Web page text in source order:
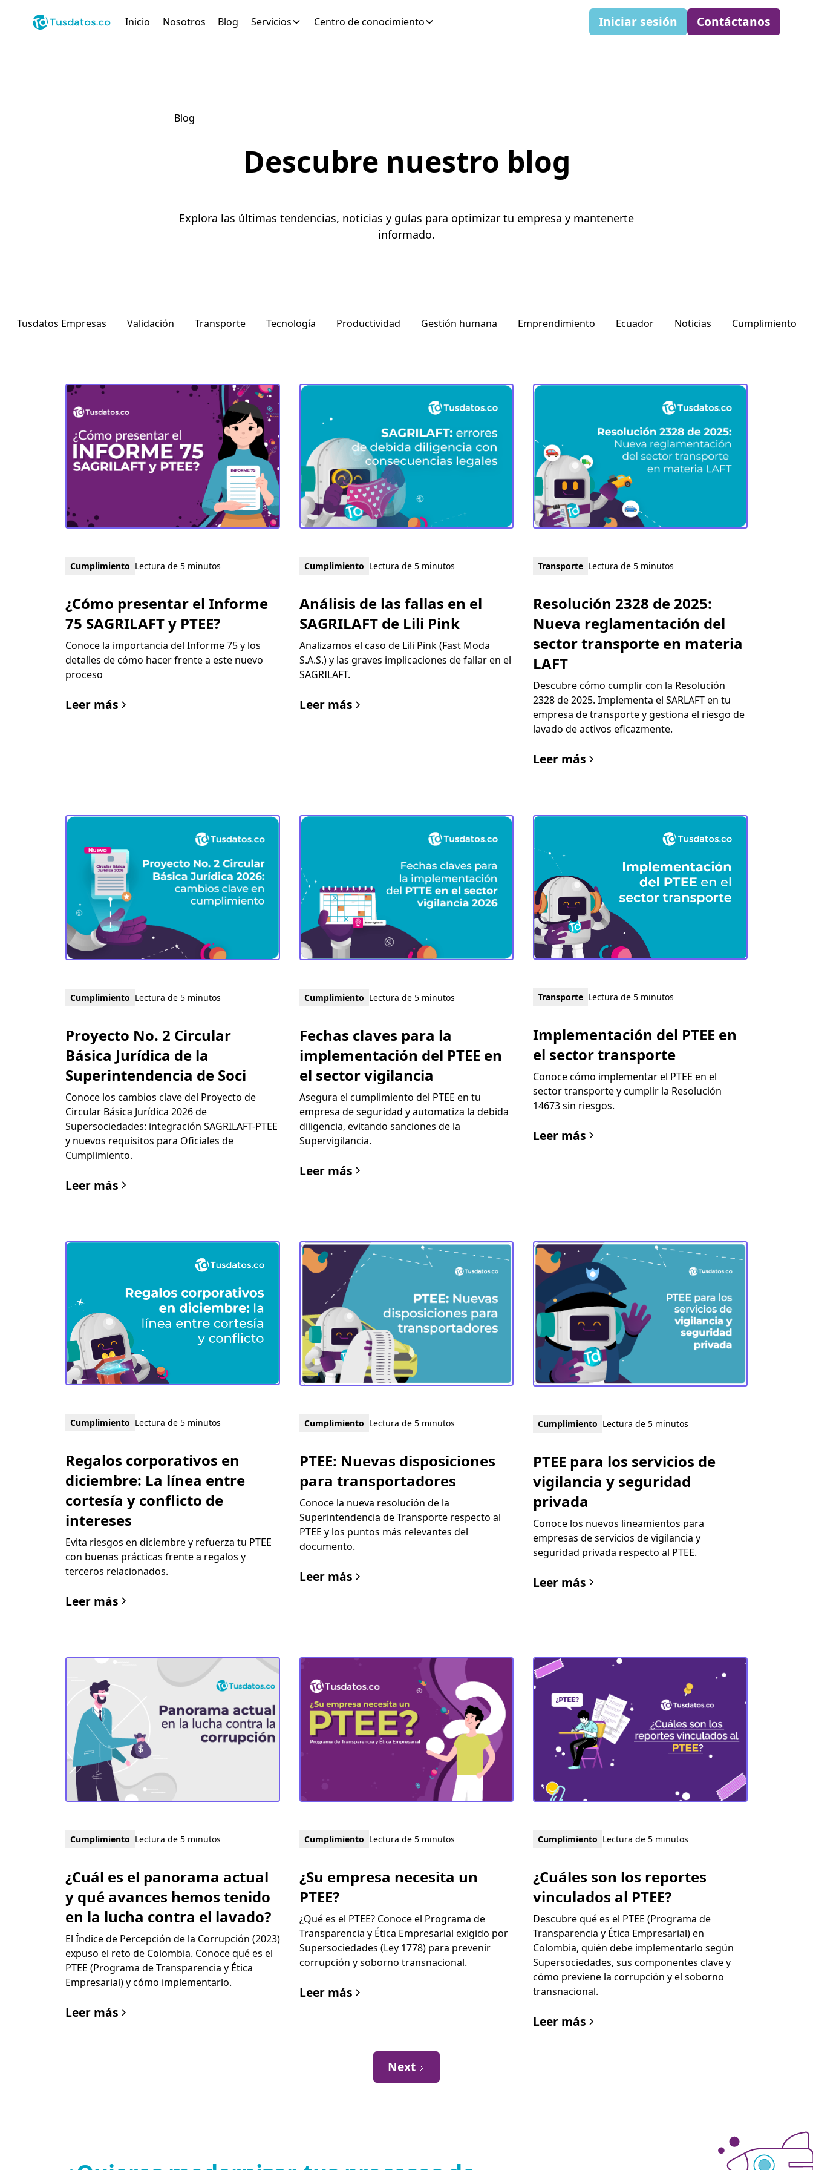
Inicio Nosotros Blog Servicios Centro de conocimiento Iniciar sesión Contáctanos
Blog
Descubre nuestro blog
Explora las últimas tendencias, noticias y guías para optimizar tu empresa y mantenerte
informado.
Tusdatos Empresas Validación Transporte Tecnología Productividad Gestión humana Emprendimiento Ecuador Noticias Cumplimiento
Cumplimiento Lectura de 5 minutos
¿Cómo presentar el Informe
75 SAGRILAFT y PTEE?
Conoce la importancia del Informe 75 y los
detalles de cómo hacer frente a este nuevo
proceso
Leer más
Cumplimiento Lectura de 5 minutos
Análisis de las fallas en el
SAGRILAFT de Lili Pink
Analizamos el caso de Lili Pink (Fast Moda
S.A.S.) y las graves implicaciones de fallar en el
SAGRILAFT.
Leer más
Transporte Lectura de 5 minutos
Resolución 2328 de 2025:
Nueva reglamentación del
sector transporte en materia
LAFT
Descubre cómo cumplir con la Resolución
2328 de 2025. Implementa el SARLAFT en tu
empresa de transporte y gestiona el riesgo de
lavado de activos eficazmente.
Leer más
Cumplimiento Lectura de 5 minutos
Proyecto No. 2 Circular
Básica Jurídica de la
Superintendencia de Soci
Conoce los cambios clave del Proyecto de
Circular Básica Jurídica 2026 de
Supersociedades: integración SAGRILAFT-PTEE
y nuevos requisitos para Oficiales de
Cumplimiento.
Leer más
Cumplimiento Lectura de 5 minutos
Fechas claves para la
implementación del PTEE en
el sector vigilancia
Asegura el cumplimiento del PTEE en tu
empresa de seguridad y automatiza la debida
diligencia, evitando sanciones de la
Supervigilancia.
Leer más
Transporte Lectura de 5 minutos
Implementación del PTEE en
el sector transporte
Conoce cómo implementar el PTEE en el
sector transporte y cumplir la Resolución
14673 sin riesgos.
Leer más
Cumplimiento Lectura de 5 minutos
Regalos corporativos en
diciembre: La línea entre
cortesía y conflicto de
intereses
Evita riesgos en diciembre y refuerza tu PTEE
con buenas prácticas frente a regalos y
terceros relacionados.
Leer más
Cumplimiento Lectura de 5 minutos
PTEE: Nuevas disposiciones
para transportadores
Conoce la nueva resolución de la
Superintendencia de Transporte respecto al
PTEE y los puntos más relevantes del
documento.
Leer más
Cumplimiento Lectura de 5 minutos
PTEE para los servicios de
vigilancia y seguridad
privada
Conoce los nuevos lineamientos para
empresas de servicios de vigilancia y
seguridad privada respecto al PTEE.
Leer más
Cumplimiento Lectura de 5 minutos
¿Cuál es el panorama actual
y qué avances hemos tenido
en la lucha contra el lavado?
El Índice de Percepción de la Corrupción (2023)
expuso el reto de Colombia. Conoce qué es el
PTEE (Programa de Transparencia y Ética
Empresarial) y cómo implementarlo.
Leer más
Cumplimiento Lectura de 5 minutos
¿Su empresa necesita un
PTEE?
¿Qué es el PTEE? Conoce el Programa de
Transparencia y Ética Empresarial exigido por
Supersociedades (Ley 1778) para prevenir
corrupción y soborno transnacional.
Leer más
Cumplimiento Lectura de 5 minutos
¿Cuáles son los reportes
vinculados al PTEE?
Descubre qué es el PTEE (Programa de
Transparencia y Ética Empresarial) en
Colombia, quién debe implementarlo según
Supersociedades, sus componentes clave y
cómo previene la corrupción y el soborno
transnacional.
Leer más
Next